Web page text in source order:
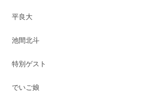
平良大
池間北斗
特別ゲスト
でいご娘